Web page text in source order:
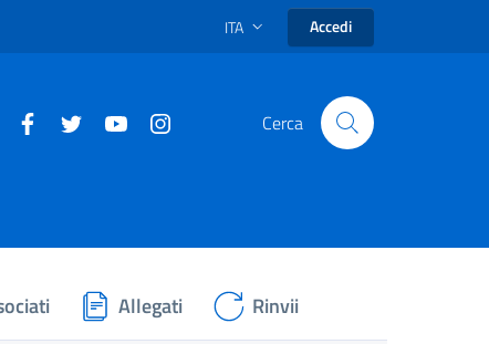
ITA Accedi
Cerca
Allegati Rinvii